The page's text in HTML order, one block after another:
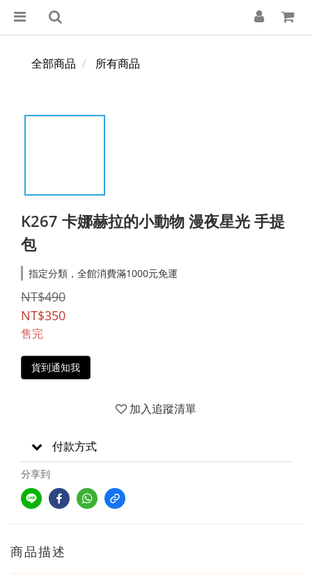
全部商品 所有商品
K267 卡娜赫拉的小動物 漫夜星光 手提
包
指定分類，全館消費滿1000元免運
NT$490
NT$350
售完
貨到通知我
加入追蹤清單
付款方式
分享到
商品描述